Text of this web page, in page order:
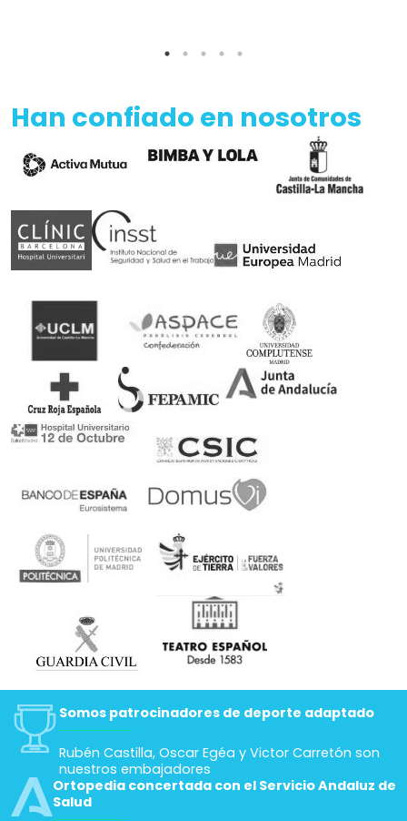
Han confiado en nosotros
Somos patrocinadores de deporte adaptado
Rubén Castilla, Oscar Egéa y Victor Carretón son
nuestros embajadores
Ortopedia concertada con el Servicio Andaluz de
Salud